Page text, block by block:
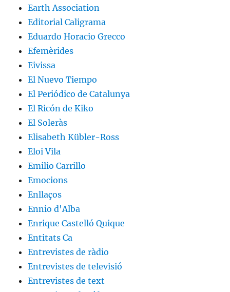
Earth Association
Editorial Caligrama
Eduardo Horacio Grecco
Efemèrides
Eivissa
El Nuevo Tiempo
El Periódico de Catalunya
El Ricón de Kiko
El Soleràs
Elisabeth Kübler-Ross
Eloi Vila
Emilio Carrillo
Emocions
Enllaços
Ennio d'Alba
Enrique Castelló Quique
Entitats Ca
Entrevistes de ràdio
Entrevistes de televisió
Entrevistes de text